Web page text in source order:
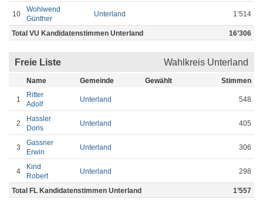
10
Wohlwend
Günther
Unterland 1’514
Total VU Kandidatenstimmen Unterland 16’306
Freie Liste Wahlkreis Unterland
Name Gemeinde Gewählt Stimmen
1
Ritter
Adolf
Unterland 548
2
Hassler
Doris
Unterland 405
3
Gassner
Erwin
Unterland 306
4
Kind
Robert
Unterland 298
Total FL Kandidatenstimmen Unterland 1’557